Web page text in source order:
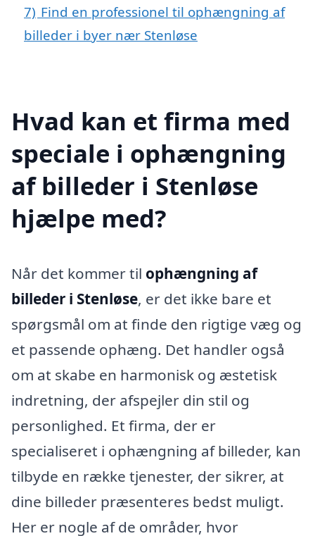
7) Find en professionel til ophængning af
billeder i byer nær Stenløse
Hvad kan et firma med
speciale i ophængning
af billeder i Stenløse
hjælpe med?
Når det kommer til ophængning af
billeder i Stenløse, er det ikke bare et
spørgsmål om at finde den rigtige væg og
et passende ophæng. Det handler også
om at skabe en harmonisk og æstetisk
indretning, der afspejler din stil og
personlighed. Et firma, der er
specialiseret i ophængning af billeder, kan
tilbyde en række tjenester, der sikrer, at
dine billeder præsenteres bedst muligt.
Her er nogle af de områder, hvor